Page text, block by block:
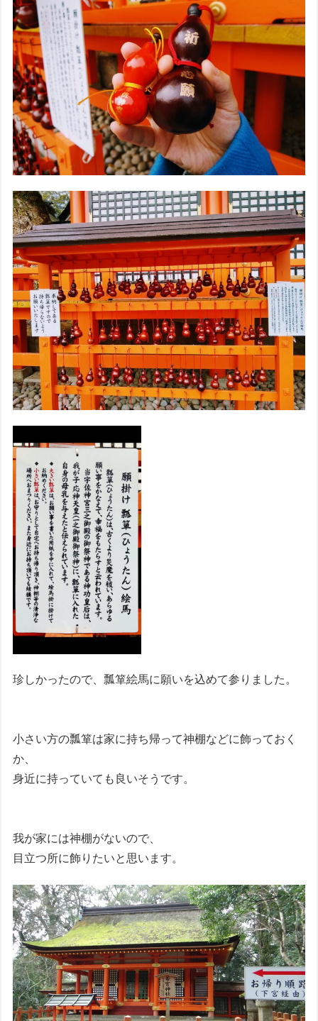
珍しかったので、瓢箪絵馬に願いを込めて参りました。
小さい方の瓢箪は家に持ち帰って神棚などに飾っておく
か、
身近に持っていても良いそうです。
我が家には神棚がないので、
目立つ所に飾りたいと思います。